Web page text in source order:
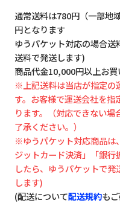
通常送料は780円（一部地
円となります
ゆうパケット対応の場合
送料で発送します)
商品代金10,000円以上お
※上記送料は当店が指定の
す。お客様で運送会社を
ります。（対応できない
了承ください。）
※ゆうパケット対応商品は
ジットカード決済」「銀
したら、ゆうパケットで
します)
(配送について配送規約も